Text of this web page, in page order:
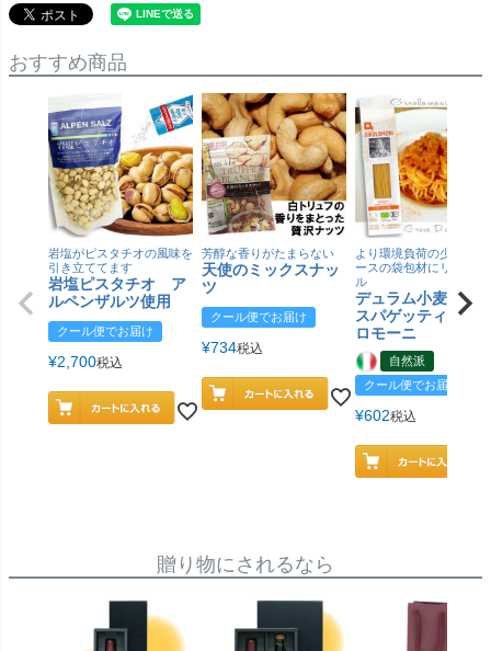
おすすめ商品
岩塩がピスタチオの風味を
引き立ててます
岩塩ピスタチオ ア
ルペンザルツ使用
クール便でお届け
¥2,700税込
芳醇な香りがたまらない
天使のミックスナッ
ツ
クール便でお届け
¥734税込
より環境負荷の少ない紙
ースの袋包材にリニュー
ル
デュラム小麦 有
スパゲッティ／ジ
ロモーニ
自然派
クール便でお届け
¥602税込
贈り物にされるなら